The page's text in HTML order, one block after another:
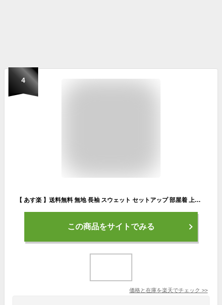
4
【 あす楽 】送料無料 無地 長袖 スウェット セットアップ 部屋着 上下 セット S M L LL 3L XL XXL ルームウェア 男女兼用 メンズ レディース 大きい 大きいサイズ 薄手 黒 グレー ネイビー トップス パンツ 春 夏 カップル ペア 長袖パジャマ 薄い スエット上下 (035123)
この商品をサイトでみる
価格と在庫を楽天でチェック >>